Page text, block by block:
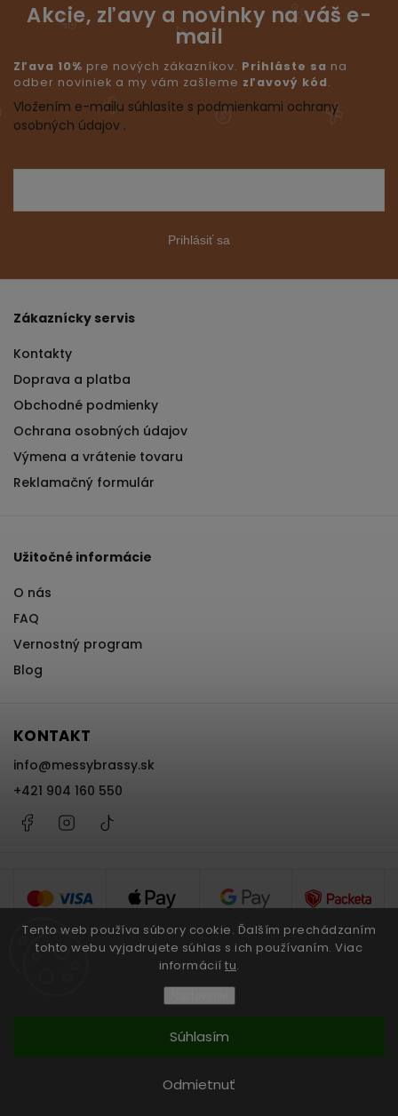
Tento web používa súbory cookie. Ďalším prechádzaním
tohto webu vyjadrujete súhlas s ich používaním. Viac
informácií tu.
Odmietnuť
Súhlasím
Akcie, zľavy a novinky na váš e-
mail
Zľava 10% pre nových zákazníkov. Prihláste sa na
odber noviniek a my vám zašleme zľavový kód.
Vložením e-mailu súhlasíte s podmienkami ochrany
osobných údajov .
Prihlásiť sa
Zákaznícky servis
Kontakty
Doprava a platba
Obchodné podmienky
Ochrana osobných údajov
Výmena a vrátenie tovaru
Reklamačný formulár
Užitočné informácie
O nás
FAQ
Vernostný program
Blog
KONTAKT
info@messybrassy.sk
+421 904 160 550
FacebookInstagram
Vytvoril Shoptet
Messy Brassy. Všetky práva vyhradené.
Grafický návrh vytvořil a nakódoval